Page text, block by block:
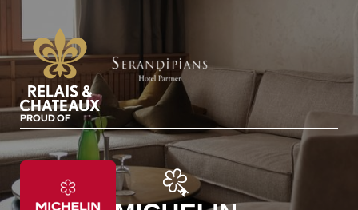
PROUD OF